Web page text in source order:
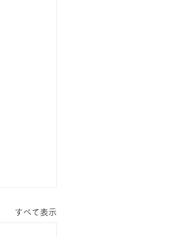
すべて表示